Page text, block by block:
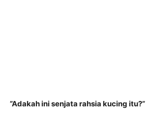
”Adakah ini senjata rahsia kucing itu?”